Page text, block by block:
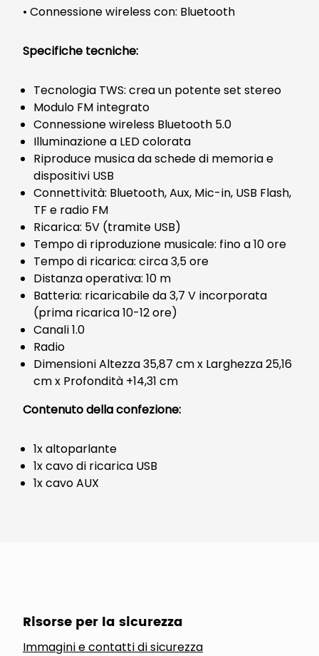
• Connessione wireless con: Bluetooth
Specifiche tecniche:
Tecnologia TWS: crea un potente set stereo
Modulo FM integrato
Connessione wireless Bluetooth 5.0
Illuminazione a LED colorata
Riproduce musica da schede di memoria e
dispositivi USB
Connettività: Bluetooth, Aux, Mic-in, USB Flash,
TF e radio FM
Ricarica: 5V (tramite USB)
Tempo di riproduzione musicale: fino a 10 ore
Tempo di ricarica: circa 3,5 ore
Distanza operativa: 10 m
Batteria: ricaricabile da 3,7 V incorporata
(prima ricarica 10-12 ore)
Canali 1.0
Radio
Dimensioni Altezza 35,87 cm x Larghezza 25,16
cm x Profondità +14,31 cm
Contenuto della confezione:
1x altoparlante
1x cavo di ricarica USB
1x cavo AUX
Risorse per la sicurezza
Immagini e contatti di sicurezza